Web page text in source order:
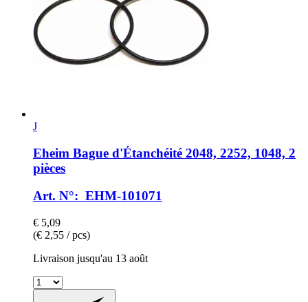
J
Eheim Bague d'Étanchéité 2048, 2252, 1048, 2
pièces
Art. N°: EHM-101071
€ 5,09
(€ 2,55 / pcs)
Livraison jusqu'au 13 août